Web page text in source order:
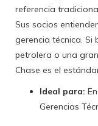
referencia
Sus socios
gerencia técnica. Si
petrolera o una
Chase es el
Ideal para:
Gerencias